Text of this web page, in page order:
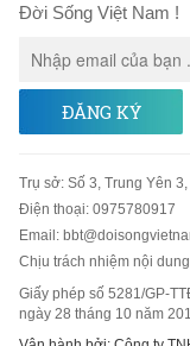
Đời Sống Việt Nam !
ĐĂNG KÝ
Trụ sở: Số 3, Trung Yên
Điện thoại: 0975780917
Email :
Chịu trách nhiệm nội
Giấy phép số 5281/GP-
ngày 28 tháng 10 năm